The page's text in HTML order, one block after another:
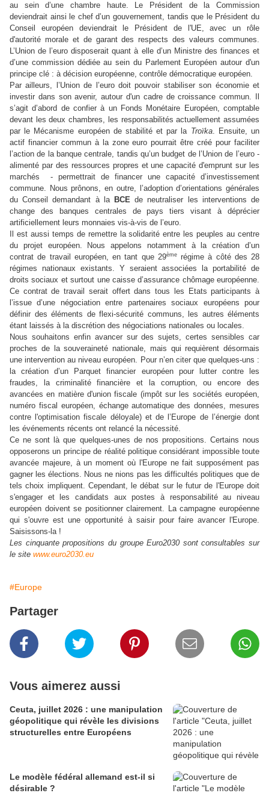
au sein d’une chambre haute. Le Président de la Commission
deviendrait ainsi le chef d’un gouvernement, tandis que le Président du
Conseil européen deviendrait le Président de l'UE, avec un rôle
d'autorité morale et de garant des respects des valeurs communes.
L’Union de l’euro disposerait quant à elle d’un Ministre des finances et
d’une commission dédiée au sein du Parlement Européen autour d'un
principe clé : à décision européenne, contrôle démocratique européen.
Par ailleurs, l’Union de l’euro doit pouvoir stabiliser son économie et
investir dans son avenir, autour d'un cadre de croissance commun. Il
s’agit d’abord de confier à un Fonds Monétaire Européen, comptable
devant les deux chambres, les responsabilités actuellement assumées
par le Mécanisme européen de stabilité et par la Troïka. Ensuite, un
actif financier commun à la zone euro pourrait être créé pour faciliter
l’action de la banque centrale, tandis qu’un budget de l’Union de l’euro -
alimenté par des ressources propres et une capacité d'emprunt sur les
marchés - permettrait de financer une capacité d’investissement
commune. Nous prônons, en outre, l’adoption d’orientations générales
du Conseil demandant à la BCE de neutraliser les interventions de
change des banques centrales de pays tiers visant à déprécier
artificiellement leurs monnaies vis-à-vis de l’euro.
Il est aussi temps de remettre la solidarité entre les peuples au centre
du projet européen. Nous appelons notamment à la création d’un
contrat de travail européen, en tant que 29èmerégime à côté des 28
régimes nationaux existants. Y seraient associées la portabilité de
droits sociaux et surtout une caisse d’assurance chômage européenne.
Ce contrat de travail serait offert dans tous les Etats participants à
l’issue d’une négociation entre partenaires sociaux européens pour
définir des éléments de flexi-sécurité communs, les autres éléments
étant laissés à la discrétion des négociations nationales ou locales.
Nous souhaitons enfin avancer sur des sujets, certes sensibles car
proches de la souveraineté nationale, mais qui requièrent désormais
une intervention au niveau européen. Pour n’en citer que quelques-uns :
la création d’un Parquet financier européen pour lutter contre les
fraudes, la criminalité financière et la corruption, ou encore des
avancées en matière d'union fiscale (impôt sur les sociétés européen,
numéro fiscal européen, échange automatique des données, mesures
contre l'optimisation fiscale déloyale) et de l’Europe de l’énergie dont
les événements récents ont relancé la nécessité.
Ce ne sont là que quelques-unes de nos propositions. Certains nous
opposerons un principe de réalité politique considérant impossible toute
avancée majeure, à un moment où l'Europe ne fait supposément pas
gagner les élections. Nous ne nions pas les difficultés politiques que de
tels choix impliquent. Cependant, le débat sur le futur de l'Europe doit
s'engager et les candidats aux postes à responsabilité au niveau
européen doivent se positionner clairement. La campagne européenne
qui s'ouvre est une opportunité à saisir pour faire avancer l'Europe.
Saisissons-la !
Les cinquante propositions du groupe Euro2030 sont consultables sur
le site www.euro2030.eu
#Europe
Partager
Vous aimerez aussi
Ceuta, juillet 2026 : une manipulation
géopolitique qui révèle les divisions
structurelles entre Européens
Le modèle fédéral allemand est-il si
désirable ?